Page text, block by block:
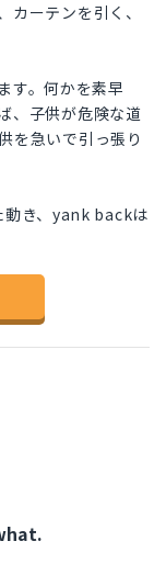
カーテンを引く、
す。何かを素早
、子供が危険な道
を急いで引っ張り
き、yank backは